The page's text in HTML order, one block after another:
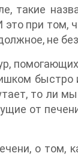
такие
при том,
не
быстро
то ли
от
о том,